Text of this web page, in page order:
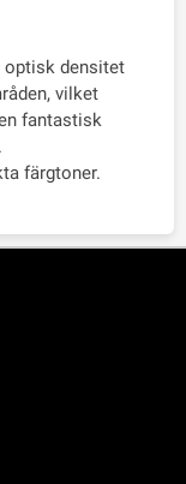
optisk densitet
vilket
fantastisk
färgtoner.